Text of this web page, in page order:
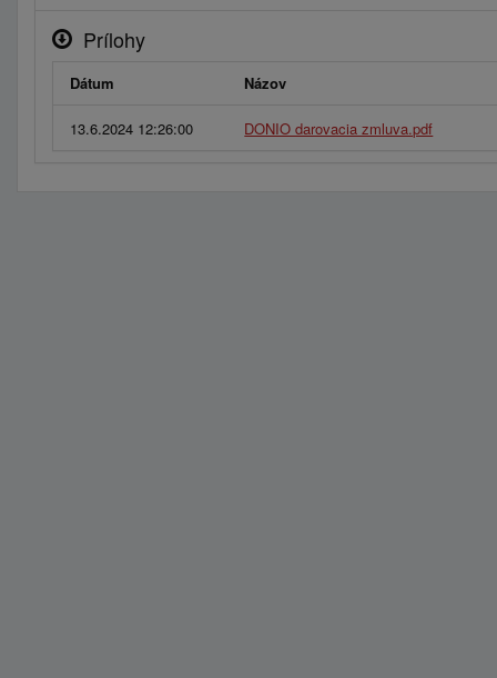
Prílohy
Dátum Názov
13.6.2024 12:26:00 DONIO darovacia zmluva.pdf